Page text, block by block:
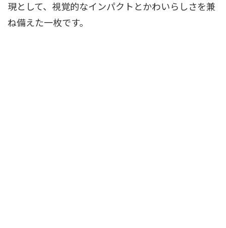
現として、視覚的なインパクトとかわいらしさを兼
ね備えた一枚です。